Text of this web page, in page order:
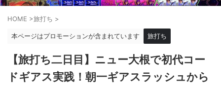
HOME >旅打ち >
本ページはプロモーションが含まれています 旅打ち
【旅打ち二日目】ニュー大根で初代コー
ドギアス実践！朝一ギアスラッシュから